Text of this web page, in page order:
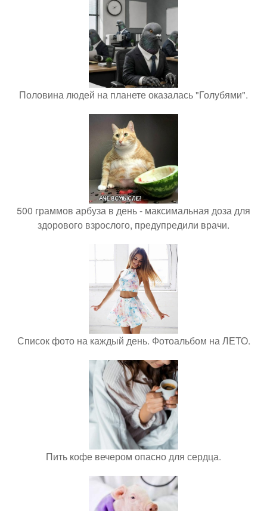
Половина людей на планете оказалась "Голубями".
500 граммов арбуза в день - максимальная доза для
здорового взрослого, предупредили врачи.
Список фото на каждый день. Фотоальбом на ЛЕТО.
Пить кофе вечером опасно для сердца.